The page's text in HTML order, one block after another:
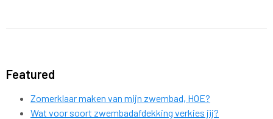
Featured
Zomerklaar maken van mijn zwembad, HOE?
Wat voor soort zwembadafdekking verkies jij?